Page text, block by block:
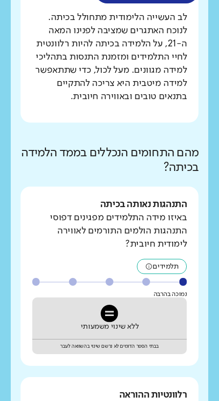
לב העשייה הלימודית מתחולל בכיתה.
לנוכח האתגרים שמציבה לפנינו המאה
ה-21, על הלמידה בכיתה להיות רלוונטית
לחיי התלמידים ומזמנת התנסות בתהליכי
למידה מגוונים. מעל לכול, כדי שתתאפשר
למידה מיטבית היא צריכה להתקיים
בתנאים טובים ובאווירה חיובית.
מהם התחומים הנכללים בממד הלמידה
בכיתה?
התנהגות נאותה בכיתה
באיזו מידה התלמידים מפגינים דפוסי
התנהגות הולמים התורמים לאווירה
לימודית חיובית?
תלמידים
נמוכה בהרבה
ללא שינוי משמעותי
בבתי הספר הדומים לא נרשם שינוי בהשוואה לעבר
רלוונטיות ההוראה